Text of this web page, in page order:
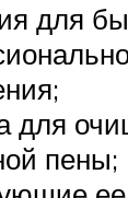
для
для
пены;